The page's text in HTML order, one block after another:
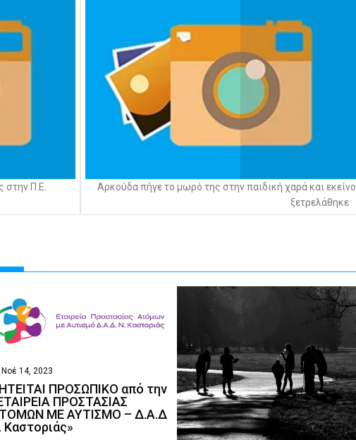
στην Π.Ε.
Αρκούδα πήγε το μωρό της στην παιδική χαρά και εκείνο
ξετρελάθηκε
Νοέ 14, 2023
ΠΡΟΣΩΠΙΚΟ από την
ΠΡΟΣΤΑΣΙΑΣ
ΜΕ ΑΥΤΙΣΜΟ – Δ.Α.Δ
Καστοριάς»